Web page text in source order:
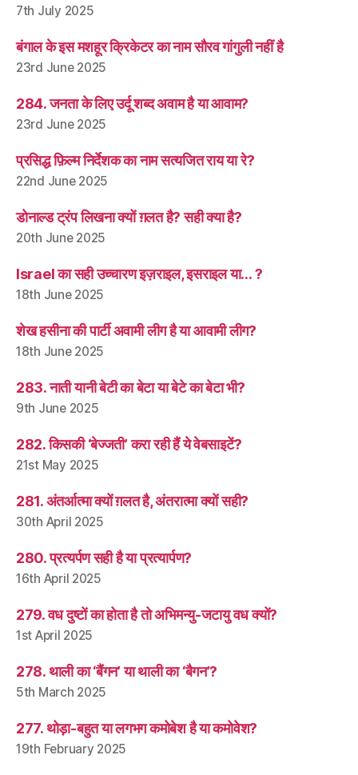
7th July 2025
बंगाल के इस मशहूर क्रिकेटर का नाम सौरव गांगुली नहीं है
23rd June 2025
284. जनता के लिए उर्दू शब्द अवाम है या आवाम?
23rd June 2025
प्रसिद्ध फ़िल्म निर्देशक का नाम सत्यजित राय या रे?
22nd June 2025
डोनाल्ड ट्रंप लिखना क्यों ग़लत है? सही क्या है?
20th June 2025
Israel का सही उच्चारण इज़राइल, इसराइल या… ?
18th June 2025
शेख हसीना की पार्टी अवामी लीग है या आवामी लीग?
18th June 2025
283. नाती यानी बेटी का बेटा या बेटे का बेटा भी?
9th June 2025
282. किसकी ‘बेज्जती’ करा रही हैं ये वेबसाइटें?
21st May 2025
281. अंतर्आत्मा क्यों ग़लत है, अंतरात्मा क्यों सही?
30th April 2025
280. प्रत्यर्पण सही है या प्रत्यार्पण?
16th April 2025
279. वध दुष्टों का होता है तो अभिमन्यु-जटायु वध क्यों?
1st April 2025
278. थाली का ‘बैंगन’ या थाली का ‘बैगन’?
5th March 2025
277. थोड़ा-बहुत या लगभग कमोबेश है या कमोवेश?
19th February 2025